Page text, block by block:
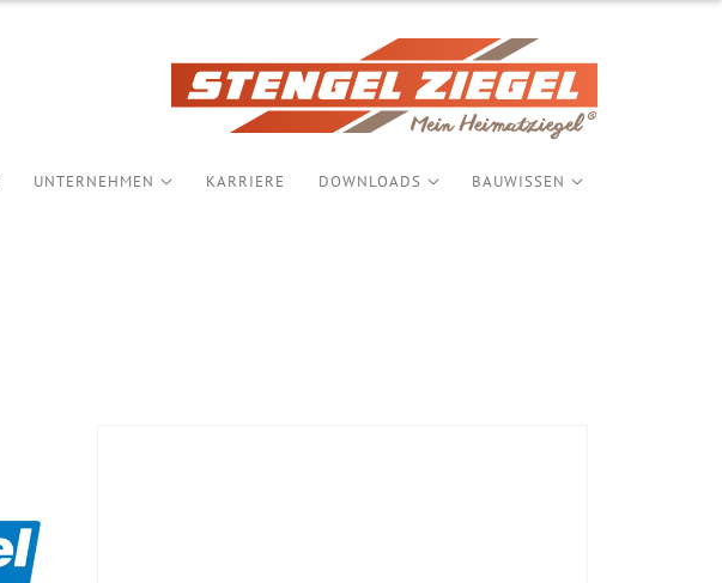
UNTERNEHMEN KARRIERE DOWNLOADS BAUWISSEN